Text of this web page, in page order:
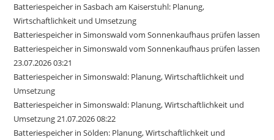
Batteriespeicher in Sasbach am Kaiserstuhl: Planung,
Wirtschaftlichkeit und Umsetzung
Batteriespeicher in Simonswald vom Sonnenkaufhaus prüfen lassen
Batteriespeicher in Simonswald vom Sonnenkaufhaus prüfen lassen
23.07.2026 03:21
Batteriespeicher in Simonswald: Planung, Wirtschaftlichkeit und
Umsetzung
Batteriespeicher in Simonswald: Planung, Wirtschaftlichkeit und
Umsetzung 21.07.2026 08:22
Batteriespeicher in Sölden: Planung, Wirtschaftlichkeit und